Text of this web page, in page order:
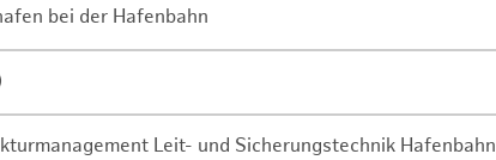
bei der Hafenbahn
Leit- und Sicherungstechnik Hafenbahn